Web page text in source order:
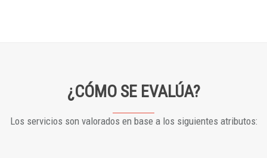
¿CÓMO SE EVALÚA?
Los servicios son valorados en base a los siguientes atributos: